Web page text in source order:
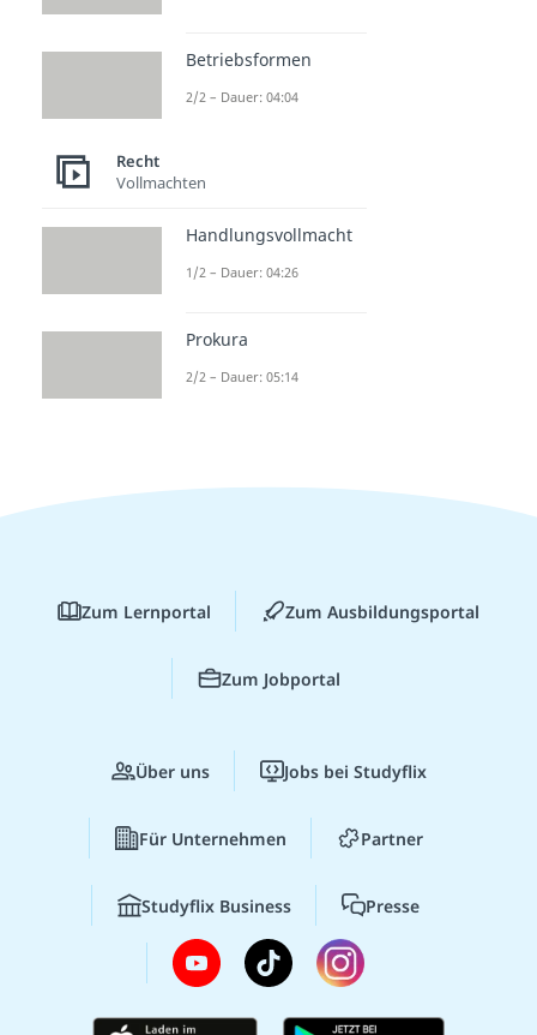
Betriebsformen
2/2 – Dauer: 04:04
Recht
Vollmachten
Handlungsvollmacht
1/2 – Dauer: 04:26
Prokura
2/2 – Dauer: 05:14
Zum Lernportal Zum Ausbildungsportal
Zum Jobportal
Über uns Jobs bei Studyflix
Für Unternehmen Partner
Studyflix Business Presse